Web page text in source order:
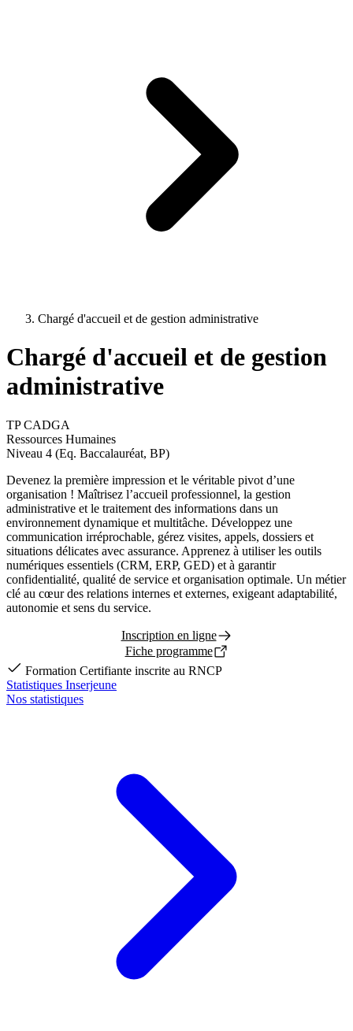
Chargé d'accueil et de gestion administrative
Chargé d'accueil et de gestion
administrative
TP CADGA
Ressources Humaines
Niveau 4 (Eq. Baccalauréat, BP)
Devenez la première impression et le véritable pivot d’une
organisation ! Maîtrisez l’accueil professionnel, la gestion
administrative et le traitement des informations dans un
environnement dynamique et multitâche. Développez une
communication irréprochable, gérez visites, appels, dossiers et
situations délicates avec assurance. Apprenez à utiliser les outils
numériques essentiels (CRM, ERP, GED) et à garantir
confidentialité, qualité de service et organisation optimale. Un métier
clé au cœur des relations internes et externes, exigeant adaptabilité,
autonomie et sens du service.
Inscription en ligne
Fiche programme
Formation Certifiante inscrite au RNCP
Statistiques Inserjeune
Nos statistiques